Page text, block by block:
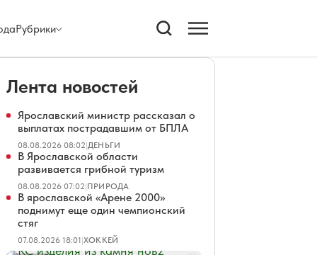
Рубрики
Лента новостей
Ярославский министр рассказал о
выплатах пострадавшим от БПЛА
08.08.2026 08:02|ДЕНЬГИ
В Ярославской области
развивается грибной туризм
08.08.2026 07:02|ПРИРОДА
В ярославской «Арене 2000»
поднимут еще один чемпионский
стяг
07.08.2026 18:01|ХОККЕЙ